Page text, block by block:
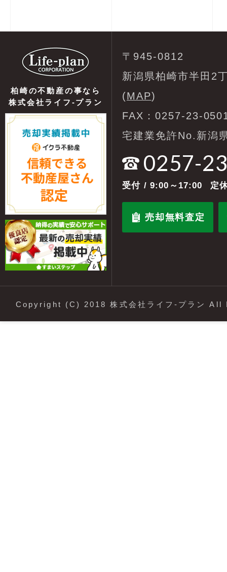
柏崎の不動産の事なら
株式会社ライフ-プラン
〒945-0812
新潟県柏崎市半田2
(MAP)
FAX：0257-23-
宅建業免許No.新潟
0257-
受付 / 9:00～17:00 定
売却無料査定
Copyright (C) 2018 株式会社ライフ-プラン